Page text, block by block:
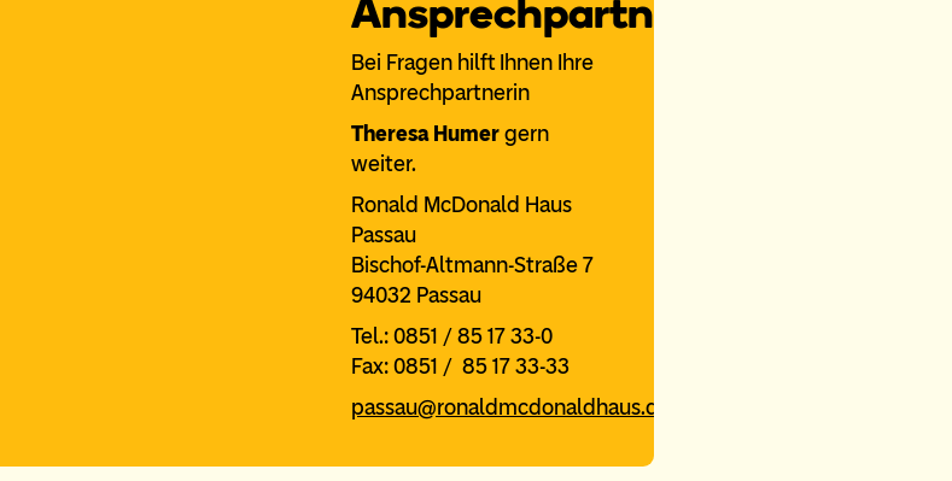
Ansprechpartnerin
Bei Fragen hilft Ihnen Ihre
Ansprechpartnerin
Theresa Humergern
weiter.
Ronald McDonald Haus
Passau
Bischof-Altmann-Straße 7
94032 Passau
Tel.: 0851 / 85 17 33-0
Fax: 0851 / 85 17 33-33
passau@ronaldmcdonaldhaus.de